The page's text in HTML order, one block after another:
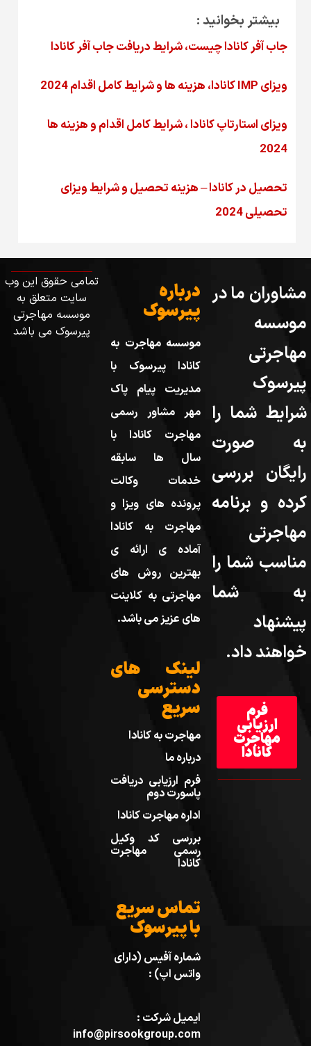
بیشتر بخوانید :
جاب آفر کانادا چیست، شرایط دریافت جاب آفر کانادا
ویزای IMP کانادا، هزینه ها و شرایط کامل اقدام 2024
ویزای استارتاپ کانادا ، شرایط کامل اقدام و هزینه ها
2024
تحصیل در کانادا – هزینه‌ تحصیل و شرایط ویزای
تحصیلی 2024
مشاوران ما در
موسسه
مهاجرتی
پیرسوک
شرایط شما را
به صورت
رایگان بررسی
کرده و برنامه
مهاجرتی
مناسب شما را
به شما
پیشنهاد
خواهند داد.
فرم
ارزیابی
مهاجرت
کانادا
درباره
پیرسوک
موسسه مهاجرت به
کانادا پیرسوک با
مدیریت پیام پاک
مهر مشاور رسمی
مهاجرت کانادا با
سال ها سابقه
خدمات وکالت
پرونده های ویزا و
مهاجرت به کانادا
آماده ی ارائه ی
بهترین روش های
مهاجرتی به کلاینت
های عزیز می باشد.
لینک های
دسترسی
سریع
مهاجرت به کانادا
درباره ما
فرم ارزیابی دریافت
پاسورت دوم
اداره مهاجرت کانادا
بررسی کد وکیل
رسمی مهاجرت
کانادا
تماس سریع
با پیرسوک
شماره آفیس (دارای
واتس اپ) :
ایمیل شرکت :
info@pirsookgroup.com
تمامی حقوق این وب
سایت متعلق به
موسسه مهاجرتی
پیرسوک می باشد